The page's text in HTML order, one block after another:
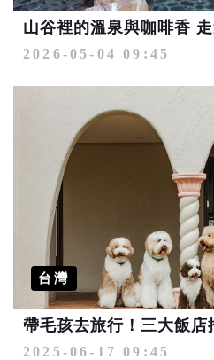
山谷裡的溫泉與咖啡香
2026-05-04 09:45
台灣
2025-06-17 09:45